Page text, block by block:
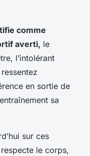
comme
averti, le
l’intolérant
en sortie de
sa
sur ces
le corps,